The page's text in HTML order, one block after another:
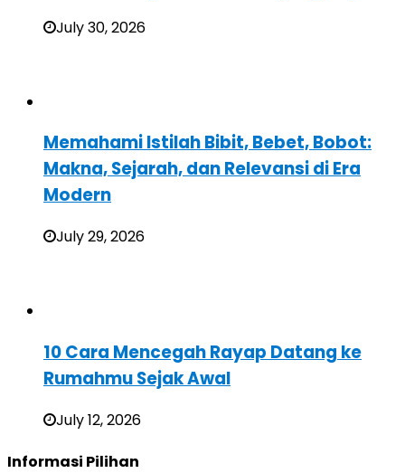
July 30, 2026
Memahami Istilah Bibit, Bebet, Bobot:
Makna, Sejarah, dan Relevansi di Era
Modern
July 29, 2026
10 Cara Mencegah Rayap Datang ke
Rumahmu Sejak Awal
July 12, 2026
Informasi Pilihan